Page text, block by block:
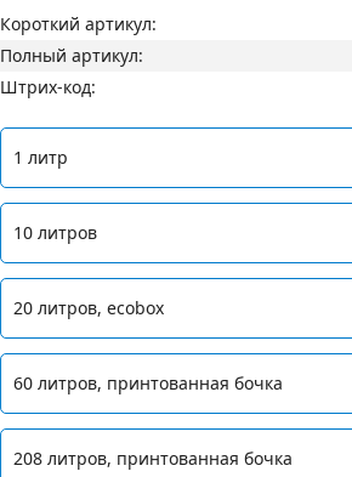
1 литр
10 литров
20 литров, ecobox
60 литров, принтованная бочка
208 литров, принтованная бочка
Короткий артикул:
Полный артикул:
Штрих-код: